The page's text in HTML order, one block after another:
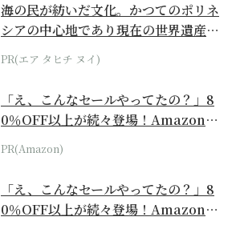
海の民が紡いだ文化。かつてのポリネ
シアの中心地であり現在の世界遺産か
らみえてくる...
PR(エア タヒチ ヌイ)
「え、こんなセールやってたの？」8
0％OFF以上が続々登場！Amazonの
本気が...
PR(Amazon)
「え、こんなセールやってたの？」8
0％OFF以上が続々登場！Amazonの
本気が...